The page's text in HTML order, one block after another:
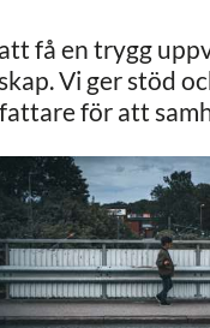
få en trygg
Vi ger stöd
för att